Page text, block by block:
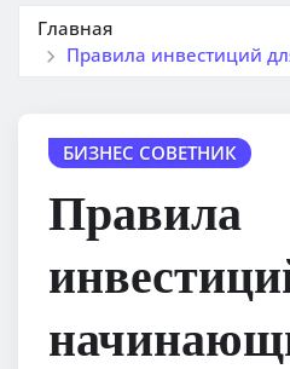
Главная
Правила инвестиций
БИЗНЕС СОВЕТНИК
Правила